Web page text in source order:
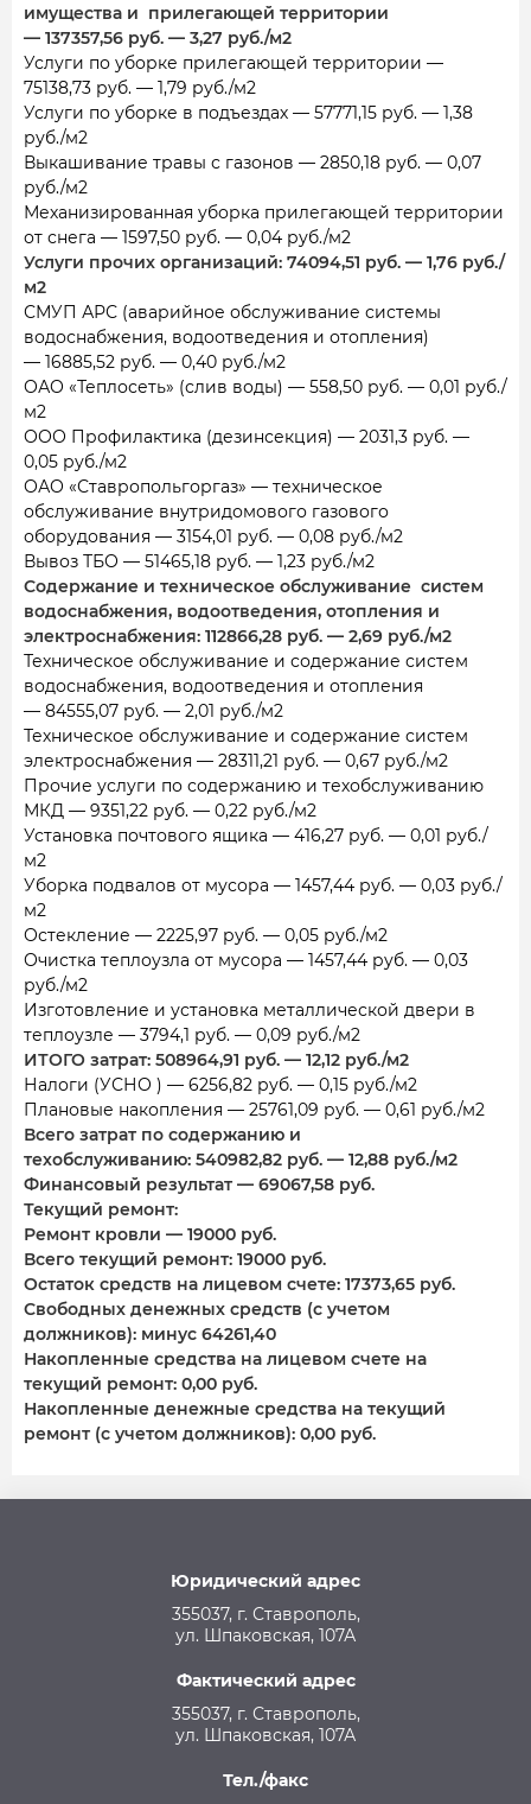
имущества и прилегающей территории
— 137357,56 руб. — 3,27 руб./м2
Услуги по уборке прилегающей территории —
75138,73 руб. — 1,79 руб./м2
Услуги по уборке в подъездах — 57771,15 руб. — 1,38
руб./м2
Выкашивание травы с газонов — 2850,18 руб. — 0,07
руб./м2
Механизированная уборка прилегающей территории
от снега — 1597,50 руб. — 0,04 руб./м2
Услуги прочих организаций: 74094,51 руб. — 1,76 руб./
м2
СМУП АРС (аварийное обслуживание системы
водоснабжения, водоотведения и отопления)
— 16885,52 руб. — 0,40 руб./м2
ОАО «Теплосеть» (слив воды) — 558,50 руб. — 0,01 руб./
м2
ООО Профилактика (дезинсекция) — 2031,3 руб. —
0,05 руб./м2
ОАО «Ставропольгоргаз» — техническое
обслуживание внутридомового газового
оборудования — 3154,01 руб. — 0,08 руб./м2
Вывоз ТБО — 51465,18 руб. — 1,23 руб./м2
Содержание и техническое обслуживание систем
водоснабжения, водоотведения, отопления и
электроснабжения: 112866,28 руб. — 2,69 руб./м2
Техническое обслуживание и содержание систем
водоснабжения, водоотведения и отопления
— 84555,07 руб. — 2,01 руб./м2
Техническое обслуживание и содержание систем
электроснабжения — 28311,21 руб. — 0,67 руб./м2
Прочие услуги по содержанию и техобслуживанию
МКД — 9351,22 руб. — 0,22 руб./м2
Установка почтового ящика — 416,27 руб. — 0,01 руб./
м2
Уборка подвалов от мусора — 1457,44 руб. — 0,03 руб./
м2
Остекление — 2225,97 руб. — 0,05 руб./м2
Очистка теплоузла от мусора — 1457,44 руб. — 0,03
руб./м2
Изготовление и установка металлической двери в
теплоузле — 3794,1 руб. — 0,09 руб./м2
ИТОГО затрат: 508964,91 руб. — 12,12 руб./м2
Налоги (УСНО ) — 6256,82 руб. — 0,15 руб./м2
Плановые накопления — 25761,09 руб. — 0,61 руб./м2
Всего затрат по содержанию и
техобслуживанию: 540982,82 руб. — 12,88 руб./м2
Финансовый результат — 69067,58 руб.
Текущий ремонт:
Ремонт кровли — 19000 руб.
Всего текущий ремонт: 19000 руб.
Остаток средств на лицевом счете: 17373,65 руб.
Свободных денежных средств (с учетом
должников): минус 64261,40
Накопленные средства на лицевом счете на
текущий ремонт: 0,00 руб.
Накопленные денежные средства на текущий
ремонт (с учетом должников): 0,00 руб.
Юридический адрес
355037, г. Ставрополь,
ул. Шпаковская, 107А
Фактический адрес
355037, г. Ставрополь,
ул. Шпаковская, 107А
Тел./факс